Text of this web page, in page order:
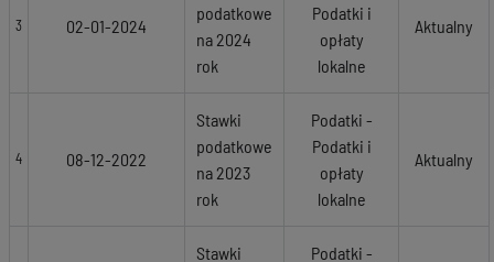
3 02-01-2024
podatkowe
na 2024
rok
Podatki i
opłaty
lokalne
Aktualny
4 08-12-2022
Stawki
podatkowe
na 2023
rok
Podatki -
Podatki i
opłaty
lokalne
Aktualny
Stawki
Podatki -